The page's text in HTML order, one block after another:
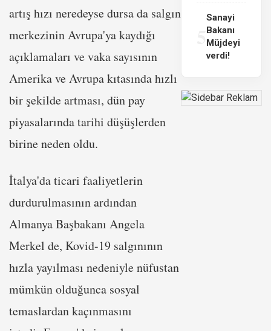
artış hızı neredeyse dursa da salgın
merkezinin Avrupa'ya kaydığı
açıklamaları ve vaka sayısının
Amerika ve Avrupa kıtasında hızlı
bir şekilde artması, dün pay
piyasalarında tarihi düşüşlerden
birine neden oldu.
İtalya'da ticari faaliyetlerin
durdurulmasının ardından
Almanya Başbakanı Angela
Merkel de, Kovid-19 salgınının
hızla yayılması nedeniyle nüfustan
mümkün olduğunca sosyal
temaslardan kaçınmasını
Sanayi
Bakanı
Müjdeyi
verdi!